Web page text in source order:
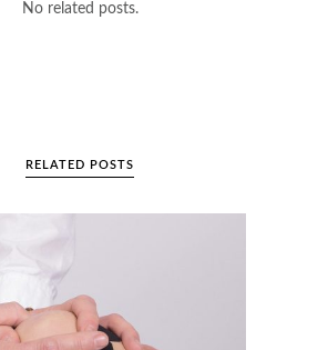
No related posts.
RELATED POSTS